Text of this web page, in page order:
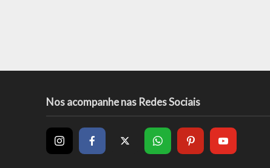
Nos acompanhe nas Redes Sociais